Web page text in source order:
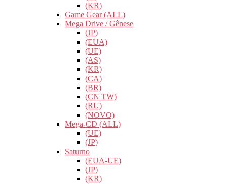
(KR)
Game Gear (ALL)
Mega Drive / Gênese
(JP)
(EUA)
(UE)
(AS)
(KR)
(CA)
(BR)
(CN TW)
(RU)
(NOVO)
Mega-CD (ALL)
(UE)
(JP)
Saturno
(EUA-UE)
(JP)
(KR)